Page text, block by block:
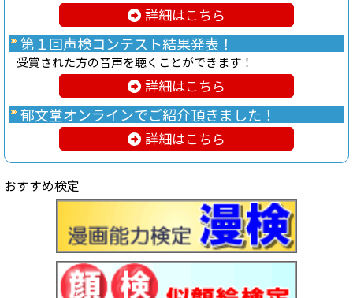
詳細はこちら
第１回声検コンテスト結果発表！
受賞された方の音声を聴くことができます！
詳細はこちら
郁文堂オンラインでご紹介頂きました！
詳細はこちら
おすすめ検定